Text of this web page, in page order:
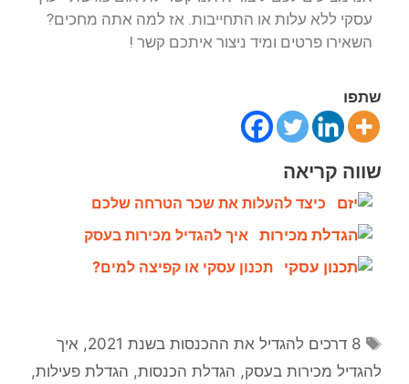
עסקי ללא עלות או התחייבות. אז למה אתה מחכים?
השאירו פרטים ומיד ניצור איתכם קשר !
שתפו
שווה קריאה
כיצד להעלות את שכר הטרחה שלכם
איך להגדיל מכירות בעסק
תכנון עסקי או קפיצה למים?
8 דרכים להגדיל את ההכנסות בשנת 2021 , איך
להגדיל מכירות בעסק, הגדלת הכנסות, הגדלת פעילות,